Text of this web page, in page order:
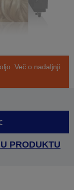
Več o nadaljnji
PRODUKTU